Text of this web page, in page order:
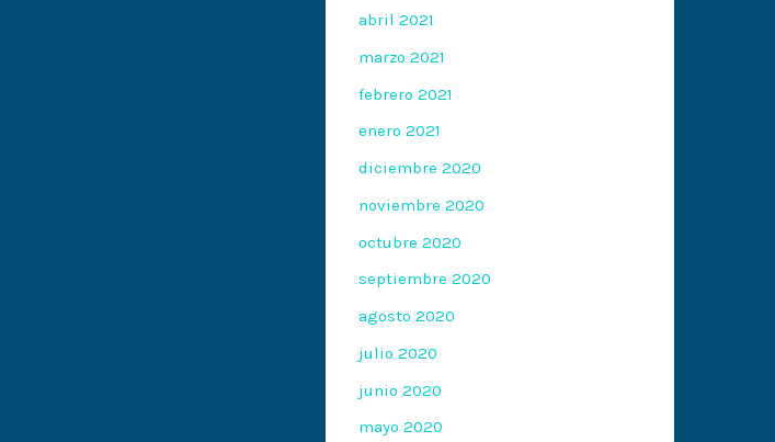
abril 2021
marzo 2021
febrero 2021
enero 2021
diciembre 2020
noviembre 2020
octubre 2020
septiembre 2020
agosto 2020
julio 2020
junio 2020
mayo 2020